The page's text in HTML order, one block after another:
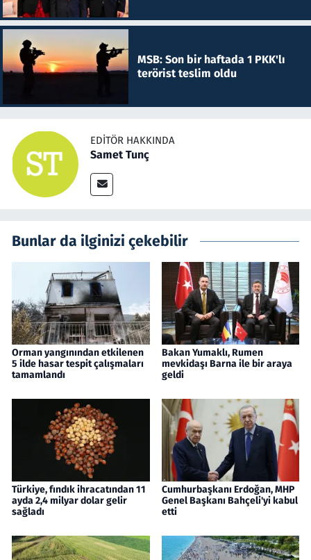
MSB: Son bir haftada 1 PKK'lı
terörist teslim oldu
EDITÖR HAKKINDA
Samet Tunç
Bunlar da ilginizi çekebilir
Orman yangınından etkilenen
5 ilde hasar tespit çalışmaları
tamamlandı
Bakan Yumaklı, Rumen
mevkidaşı Barna ile bir araya
geldi
Türkiye, fındık ihracatından 11
ayda 2,4 milyar dolar gelir
sağladı
Cumhurbaşkanı Erdoğan, MHP
Genel Başkanı Bahçeli'yi kabul
etti